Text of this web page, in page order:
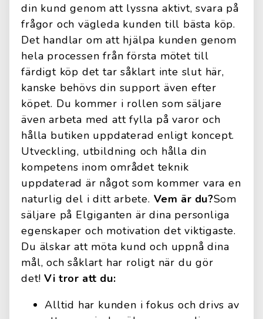
din kund genom att lyssna aktivt, svara på
frågor och vägleda kunden till bästa köp.
Det handlar om att hjälpa kunden genom
hela processen från första mötet till
färdigt köp det tar såklart inte slut här,
kanske behövs din support även efter
köpet. Du kommer i rollen som säljare
även arbeta med att fylla på varor och
hålla butiken uppdaterad enligt koncept.
Utveckling, utbildning och hålla din
kompetens inom området teknik
uppdaterad är något som kommer vara en
naturlig del i ditt arbete. Vem är du?Som
säljare på Elgiganten är dina personliga
egenskaper och motivation det viktigaste.
Du älskar att möta kund och uppnå dina
mål, och såklart har roligt när du gör
det!Vi tror att du:
Alltid har kunden i fokus och drivs av